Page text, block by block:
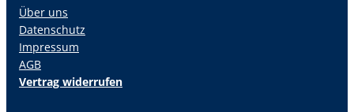
Über uns
Datenschutz
Impressum
AGB
Vertrag widerrufen